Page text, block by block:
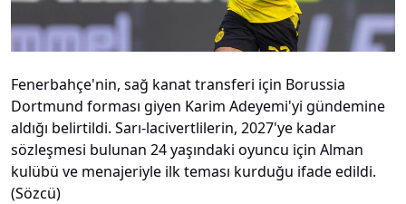
Fenerbahçe'nin, sağ kanat transferi için Borussia
Dortmund forması giyen Karim Adeyemi'yi gündemine
aldığı belirtildi. Sarı-lacivertlilerin, 2027'ye kadar
sözleşmesi bulunan 24 yaşındaki oyuncu için Alman
kulübü ve menajeriyle ilk teması kurduğu ifade edildi.
(Sözcü)